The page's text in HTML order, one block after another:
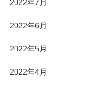
2022年7月
2022年6月
2022年5月
2022年4月